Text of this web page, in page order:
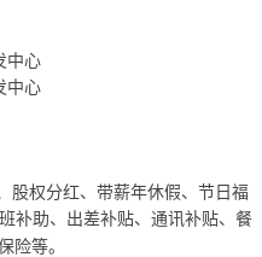
中心
中心
股权分红、带薪年休假、节日福
补助、出差补贴、通讯补贴、餐
险等。